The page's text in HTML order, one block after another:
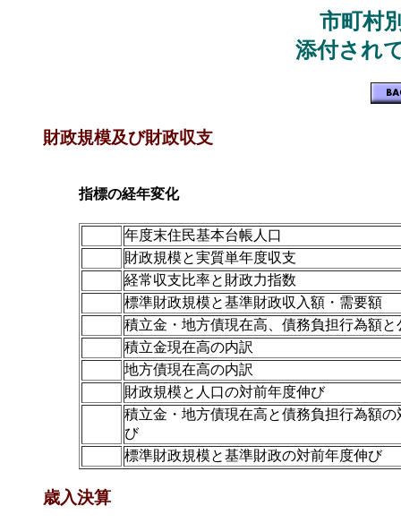
市町村
添付され
財政規模及び財政収支
指標の経年変化
年度末住民基本台帳人口
財政規模と実質単年度収支
経常収支比率と財政力指数
標準財政規模と基準財政収入額・需要額
積立金・地方債現在高、債務負担行為額と
積立金現在高の内訳
地方債現在高の内訳
財政規模と人口の対前年度伸び
積立金・地方債現在高と債務負担行為額の
び
標準財政規模と基準財政の対前年度伸び
歳入決算